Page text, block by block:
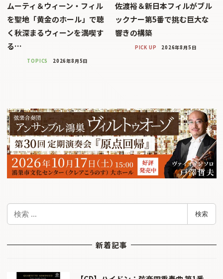
ムーティ＆ウィーン・フィル
を聖地「黄金のホール」で聴
く秋深まるウィーンを満喫す
る…
TOPICS 2026年8月5日
佐渡裕＆新日本フィルがブル
ックナー第5番で挑む巨大な
響きの構築
PICK UP 2026年8月5日
検
検索
新着記事